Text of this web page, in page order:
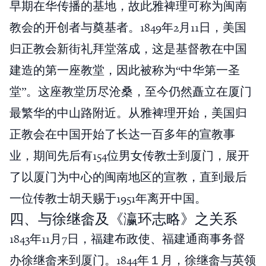
早期在华传播的基地，故此雅裨理可称为闽南
教会的开创者与奠基者。1849年2月11日，美国
归正教会新街礼拜堂落成，这是基督教在中国
建造的第一座教堂，因此被称为“中华第一圣
堂”。这座教堂历尽沧桑，至今仍然矗立在厦门
最繁华的中山路附近。从雅裨理开始，美国归
正教会在中国开始了长达一百多年的宣教事
业，期间先后有154位男女传教士到厦门，展开
了以厦门为中心的闽南地区的宣教，直到最后
一位传教士胡天赐于1951年离开中国。
四、与徐继畲及《瀛环志略》之关系
1843年11月7日，福建布政使、福建通商事务督
办徐继畲来到厦门。1844年１月，徐继畲与英领